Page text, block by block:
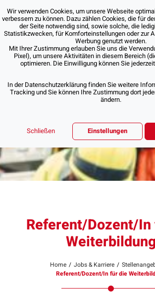
Referent/Dozent/
Weiterbildung
Home / Jobs & Karriere /
Referent/Dozent/In für die
Wir verwenden Cookies, um unsere Webseite
verbessern zu können. Dazu zählen Cookies, die für
der Seite notwendig sind, sowie solche, die
Statistikzwecken, für Komforteinstellungen oder zur
Werbung genutzt werden.
Mit Ihrer Zustimmung erlauben Sie uns die
Pixel), um unsere Aktivitäten in diesem Bereich
optimieren. Die Einwilligung können Sie jederzeit
In der Datenschutzerklärung finden Sie weitere
Tracking und Sie können Ihre Zustimmung dort
ändern.
Schließen Einstellungen